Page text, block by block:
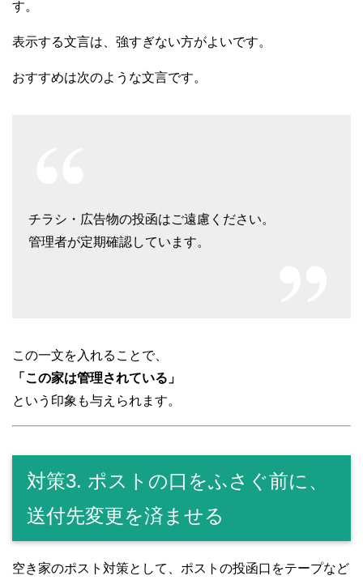
す。
表示する文言は、強すぎない方がよいです。
おすすめは次のような文言です。
チラシ・広告物の投函はご遠慮ください。
管理者が定期確認しています。
この一文を入れることで、
「この家は管理されている」
という印象も与えられます。
対策3. ポストの口をふさぐ前に、
送付先変更を済ませる
空き家のポスト対策として、ポストの投函口をテープなど